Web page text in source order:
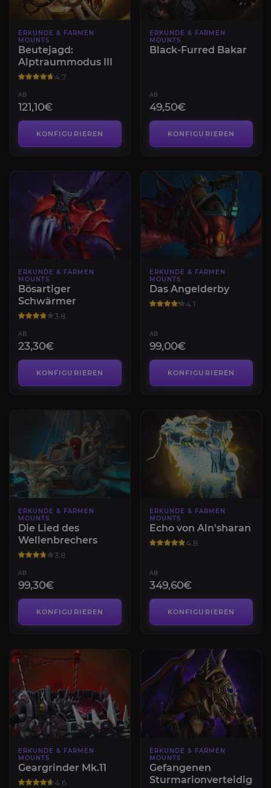
ERKUNDE & FARMEN
MOUNTS
Beutejagd:
Alptraummodus III
4.7
AB
121,10€
KONFIGURIEREN
ERKUNDE & FARMEN
MOUNTS
Black-Furred Bakar
AB
49,50€
KONFIGURIEREN
ERKUNDE & FARMEN
MOUNTS
Bösartiger
Schwärmer
3.8
AB
23,30€
KONFIGURIEREN
ERKUNDE & FARMEN
MOUNTS
Das Angelderby
4.1
AB
99,00€
KONFIGURIEREN
ERKUNDE & FARMEN
MOUNTS
Die Lied des
Wellenbrechers
3.8
AB
99,30€
KONFIGURIEREN
ERKUNDE & FARMEN
MOUNTS
Echo von Aln'sharan
4.8
AB
349,60€
KONFIGURIEREN
ERKUNDE & FARMEN
MOUNTS
Geargrinder Mk.11
4.6
ERKUNDE & FARMEN
MOUNTS
Gefangenen
Sturmarionverteidigers